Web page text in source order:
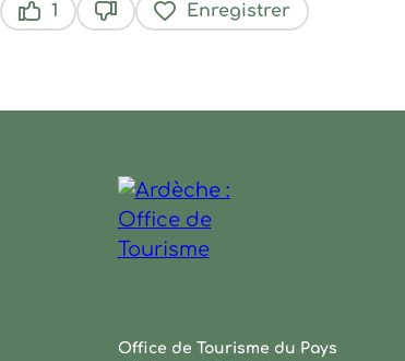
1 Enregistrer
Office de Tourisme du Pays